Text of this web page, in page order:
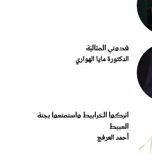
قدوتي المثاليّة
الدكتورة مايا الهواري
اتركوا الخرابيط واستمتعوا بجنة
العبيط
أحمد العرفج